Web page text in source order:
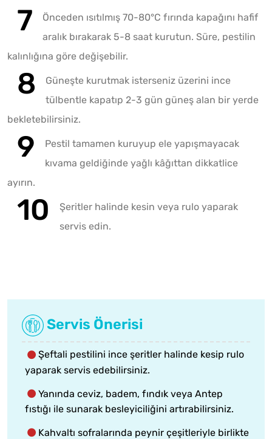
Önceden ısıtılmış 70-80°C fırında kapağını hafif
aralık bırakarak 5-8 saat kurutun. Süre, pestilin
kalınlığına göre değişebilir.
Güneşte kurutmak isterseniz üzerini ince
tülbentle kapatıp 2-3 gün güneş alan bir yerde
bekletebilirsiniz.
Pestil tamamen kuruyup ele yapışmayacak
kıvama geldiğinde yağlı kâğıttan dikkatlice
ayırın.
Şeritler halinde kesin veya rulo yaparak
servis edin.
Servis Önerisi
Şeftali pestilini ince şeritler halinde kesip rulo
yaparak servis edebilirsiniz.
Yanında ceviz, badem, fındık veya Antep
fıstığı ile sunarak besleyiciliğini artırabilirsiniz.
Kahvaltı sofralarında peynir çeşitleriyle birlikte